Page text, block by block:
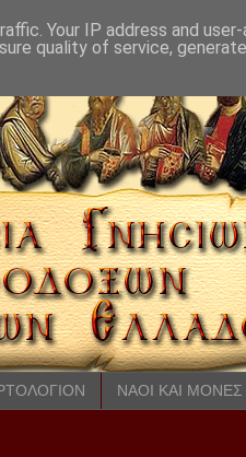
ΝΑΟΙ ΚΑΙ ΜΟΝΕΣ
Your IP address and
quality of service,